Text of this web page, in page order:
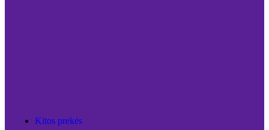
Kitos prekės